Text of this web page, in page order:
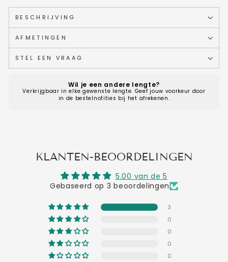
BESCHRIJVING
AFMETINGEN
STEL EEN VRAAG
Wil je een andere lengte?
Verkrijgbaar in elke gewenste lengte. Geef jouw voorkeur door
in de bestelnotities bij het afrekenen.
KLANTEN-BEOORDELINGEN
5.00 van de 5
Gebaseerd op 3 beoordelingen
3
0
0
0
0